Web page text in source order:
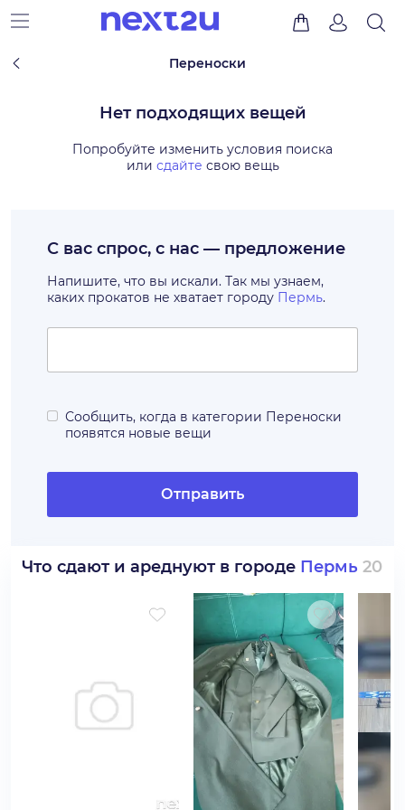
Переноски
Нет подходящих вещей
Попробуйте изменить условия поиска
или сдайте свою вещь
С вас спрос, с нас — предложение
Напишите, что вы искали. Так мы узнаем,
каких прокатов не хватает городу Пермь.
Сообщить, когда в категории Переноски
появятся новые вещи
Отправить
Что сдают и ареднуют в городе Пермь 20